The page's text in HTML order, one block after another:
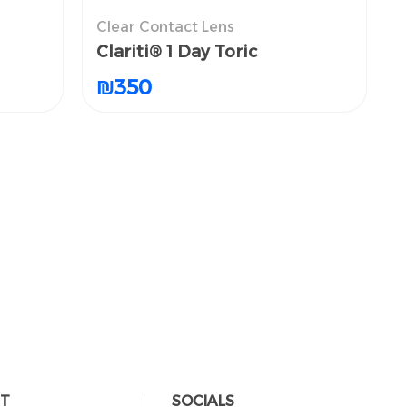
Clear Contact Lens
Clariti® 1 Day Toric
₪350
العدسات اللاصقة الطبية الشفافة
Clariti® 1 Day Toric
₪350
SOCIALS